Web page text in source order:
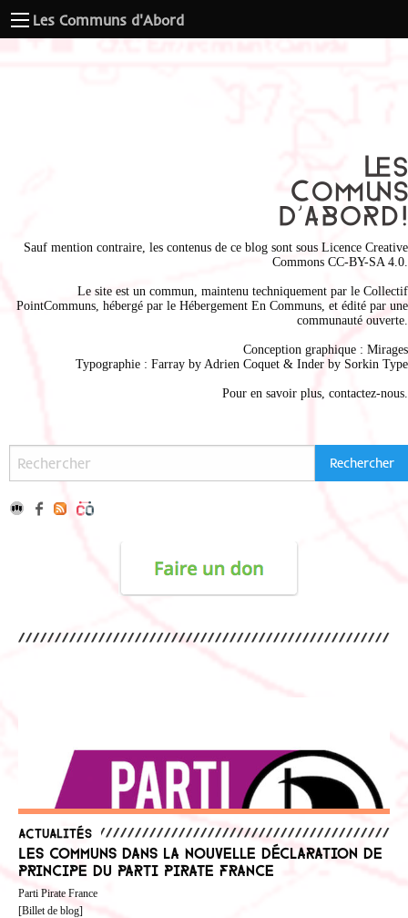
Les Communs d'Abord
Sauf mention contraire, les contenus de ce blog sont sous Licence Creative
Commons CC-BY-SA 4.0
Le site est un commun, maintenu techniquement par le Collectif
PointCommuns , hébergé par le Hébergement En Communs , et édité par une
communauté ouverte.
Conception graphique : Mirages
Typographie : Farray by Adrien Coquet & Inder by Sorkin Type
Pour en savoir plus, contactez-nous
Actualités
Les Communs dans la nouvelle Déclaration de
Principe du Parti Pirate France
Parti Pirate France
[Billet de blog]